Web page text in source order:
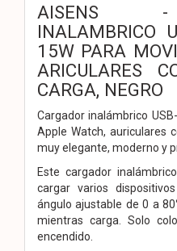
AISENS -
INALAMBRICO
15W PARA
ARICULARES
CARGA, NEGRO
Cargador inalámbrico
Apple Watch, auriculares
muy elegante, moderno y
Este cargador
cargar varios
ángulo ajustable de 0 a
mientras carga. Solo
encendido.